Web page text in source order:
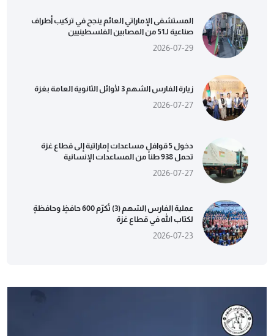
المستشفى الإماراتي العائم ينجح في تركيب أطراف
صناعية لـ51 من المصابين الفلسطينيين
2026-07-29
زيارة الفارس الشهم 3 لأوائل الثانوية العامة بغزة
2026-07-27
دخول 5 قوافل مساعدات إماراتية إلى قطاع غزة
تحمل 938 طناً من المساعدات الإنسانية
2026-07-27
عملية الفارس الشهم (3) تُكرّم 600 حافظٍ وحافظةٍ
لكتاب الله في قطاع غزة
2026-07-23